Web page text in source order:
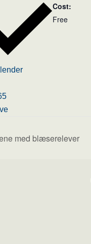
Cost:
Free
med blæserelever